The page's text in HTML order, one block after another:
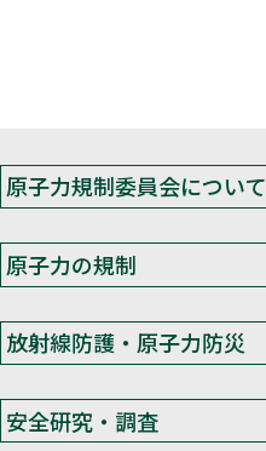
原子力規制委員会について
原子力の規制
放射線防護・原子力防災
安全研究・調査